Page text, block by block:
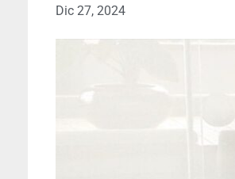
Dic 27, 2024